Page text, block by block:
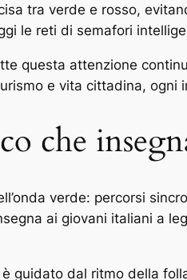
tra verde e rosso,
le reti di semafori
questa attenzione
e vita cittadina, ogni
che
verde: percorsi
ai giovani italiani a
guidato dal ritmo della